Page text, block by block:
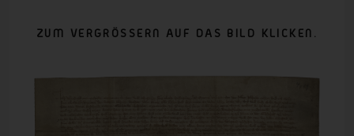
ZUM VERGRÖSSERN AUF DAS BILD KLICKEN.